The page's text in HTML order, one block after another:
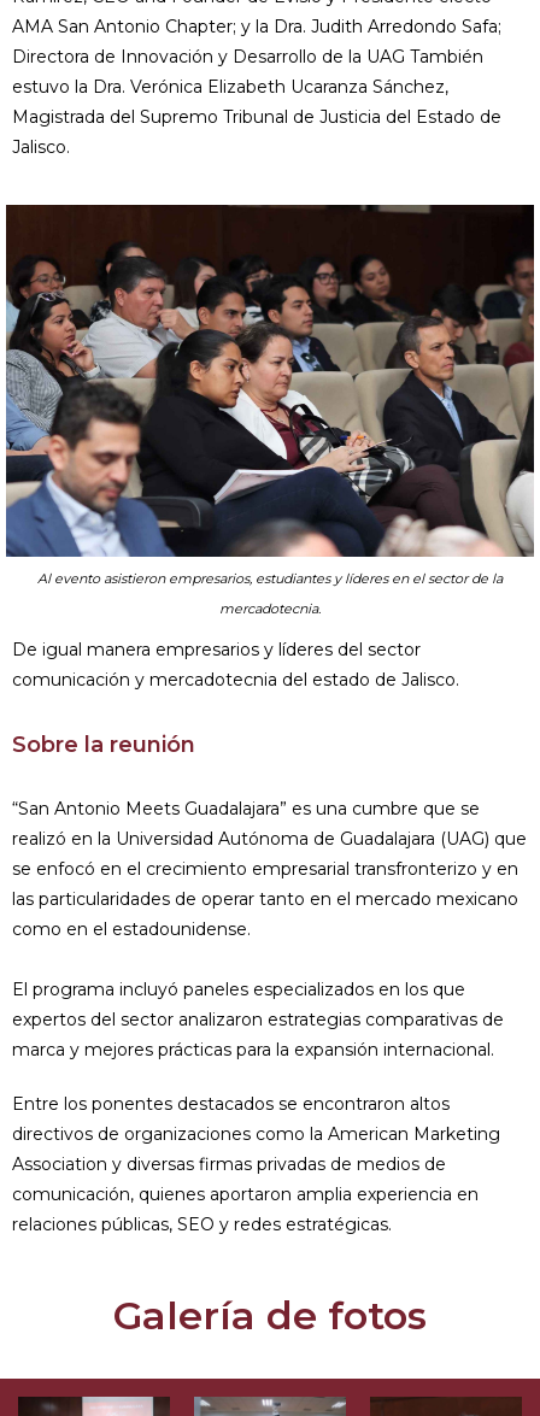
AMA San Antonio Chapter; y la Dra. Judith Arredondo Safa;
Directora de Innovación y Desarrollo de la UAG También
estuvo la Dra. Verónica Elizabeth Ucaranza Sánchez,
Magistrada del Supremo Tribunal de Justicia del Estado de
Jalisco.
Al evento asistieron empresarios, estudiantes y líderes en el sector de la
mercadotecnia.
De igual manera empresarios y líderes del sector
comunicación y mercadotecnia del estado de Jalisco.
Sobre la reunión
“San Antonio Meets Guadalajara” es una cumbre que se
realizó en la Universidad Autónoma de Guadalajara (UAG) que
se enfocó en el crecimiento empresarial transfronterizo y en
las particularidades de operar tanto en el mercado mexicano
como en el estadounidense.
El programa incluyó paneles especializados en los que
expertos del sector analizaron estrategias comparativas de
marca y mejores prácticas para la expansión internacional.
Entre los ponentes destacados se encontraron altos
directivos de organizaciones como la American Marketing
Association y diversas firmas privadas de medios de
comunicación, quienes aportaron amplia experiencia en
relaciones públicas, SEO y redes estratégicas.
Galería de fotos